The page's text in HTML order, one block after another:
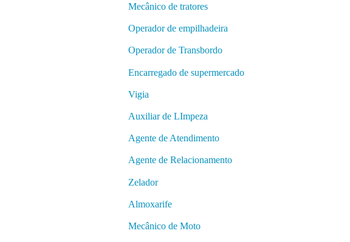
Mecânico de tratores
Operador de empilhadeira
Operador de Transbordo
Encarregado de supermercado
Vigia
Auxiliar de LImpeza
Agente de Atendimento
Agente de Relacionamento
Zelador
Almoxarife
Mecânico de Moto